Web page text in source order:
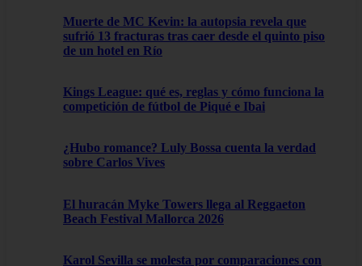
Muerte de MC Kevin: la autopsia revela que
sufrió 13 fracturas tras caer desde el quinto piso
de un hotel en Río
Kings League: qué es, reglas y cómo funciona la
competición de fútbol de Piqué e Ibai
¿Hubo romance? Luly Bossa cuenta la verdad
sobre Carlos Vives
El huracán Myke Towers llega al Reggaeton
Beach Festival Mallorca 2026
Karol Sevilla se molesta por comparaciones con